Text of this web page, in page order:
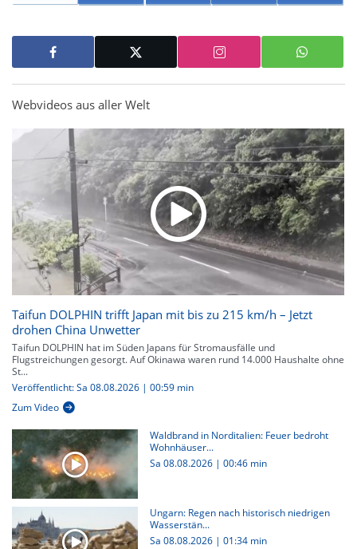
Webvideos aus aller Welt
Taifun DOLPHIN trifft Japan mit bis zu 215 km/h – Jetzt
drohen China Unwetter
Taifun DOLPHIN hat im Süden Japans für Stromausfälle und
Flugstreichungen gesorgt. Auf Okinawa waren rund 14.000 Haushalte ohne
St...
Veröffentlicht: Sa 08.08.2026 | 00:59 min
Zum Video
Waldbrand in Norditalien: Feuer bedroht
Wohnhäuser...
Sa 08.08.2026 | 00:46 min
Ungarn: Regen nach historisch niedrigen
Wasserstän...
Sa 08.08.2026 | 01:34 min